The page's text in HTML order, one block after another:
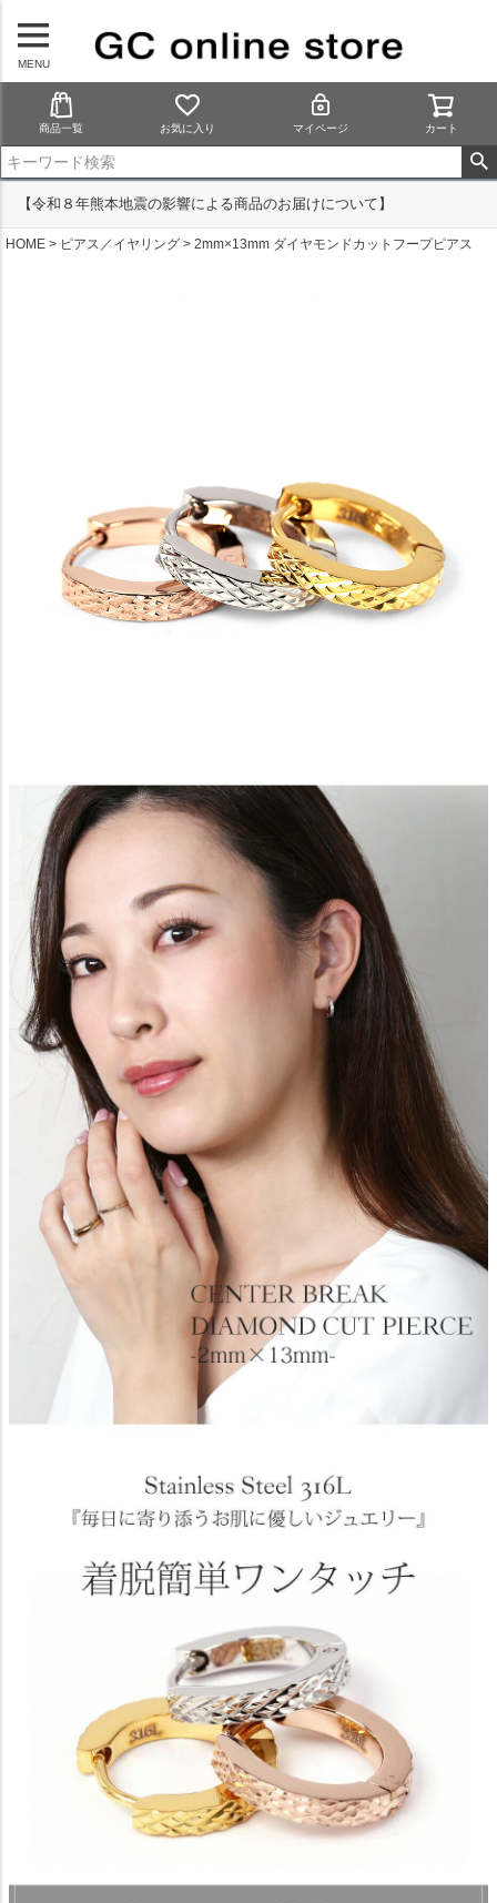
MENU
商品一覧 お気に入り マイページ カート
【令和８年熊本地震の影響による商品のお届けについて】
HOME ピアス／イヤリング 2mm×13mm ダイヤモンドカットフープピアス